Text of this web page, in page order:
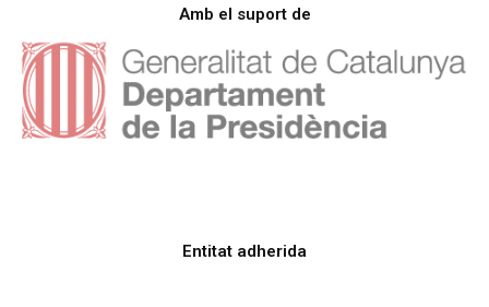
Amb el suport de
Entitat adherida